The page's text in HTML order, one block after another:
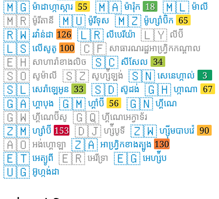
🇲🇬 ម៉ាដាហ្កាស្ការ 55 🇲🇦 ម៉ារ៉ុក 18 🇲🇱 ម៉ាលី
🇲🇷 ម៉ូរីតានី 🇲🇺 ម៉ូរីទុស 🇲🇿 ម៉ូហ្សាំប៊ិក 65
🇷🇼 រវ៉ាន់ដា 126 🇱🇷 លីបេរីយ៉ា 🇱🇾 លីប៊ី
🇱🇸 លើសូតូ 100 🇨🇫 សាធារណរដ្ឋអាហ្វ្រិកកណ្ដាល
🇪🇭 សាហារ៉ាខាងលិច 🇸🇨 សីសែល 34
🇸🇴 សូម៉ាលី 🇸🇿 សូហ្ស៉ីឡង់ 🇸🇳 សេនេហ្កាល់ 3
🇸🇱 សេរ៉ាឡេអូន 33 🇸🇩 ស៊ូដង់ 🇬🇭 ហ្កាណា 67
🇬🇦 ហ្គាបុង 🇬🇲 ហ្គាំប៊ី 56 🇬🇳 ហ្គីណេ
🇬🇼 ហ្គីណេប៊ីសូ 🇬🇶 ហ្គីណេអេក្វាទ័រ
🇿🇲 ហ្សាំប៊ី 153 🇩🇯 ហ្ស៉ីបូទី 🇿🇼 ហ្ស៊ីមបាបវ៉េ 90
🇦🇴 អង់ហ្គោឡា 🇿🇦 អាហ្វ្រិកខាងត្បូង 130
🇪🇹 អេត្យូពី 🇪🇷 អេរីទ្រា 🇪🇬 អេហ្ស៉ីប
🇺🇬 អ៊ូហ្កង់ដា